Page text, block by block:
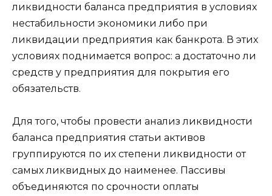
ликвидности баланса предприятия в условиях
нестабильности экономики либо при
ликвидации предприятия как банкрота. В этих
условиях поднимается вопрос: а достаточно ли
средств у предприятия для покрытия его
обязательств.
Для того, чтобы провести анализ ликвидности
баланса предприятия статьи активов
группируются по их степени ликвидности от
самых ликвидных до наименее. Пассивы
объединяются по срочности оплаты